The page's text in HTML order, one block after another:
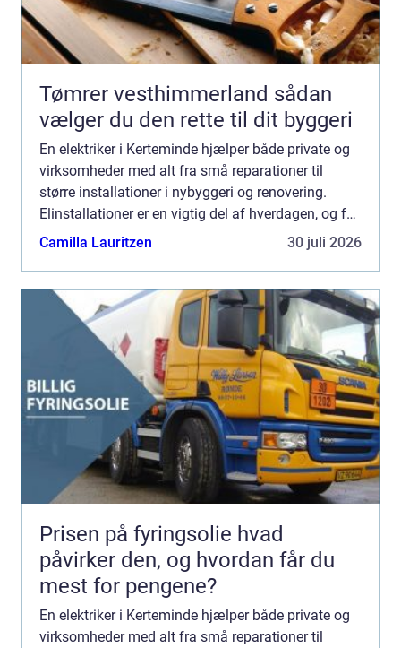
Tømrer vesthimmerland sådan
vælger du den rette til dit byggeri
En elektriker i Kerteminde hjælper både private og
virksomheder med alt fra små reparationer til
større installationer i nybyggeri og renovering.
Elinstallationer er en vigtig del af hverdagen, og fejl
kan hurtigt blive dyre både økonomisk og sikkerh...
Camilla Lauritzen 30 juli 2026
Prisen på fyringsolie hvad
påvirker den, og hvordan får du
mest for pengene?
En elektriker i Kerteminde hjælper både private og
virksomheder med alt fra små reparationer til